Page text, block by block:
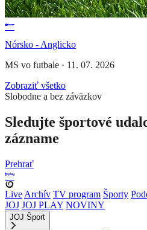
Nórsko - Anglicko
MS vo futbale · 11. 07. 2026
Zobraziť všetko
Slobodne a bez záväzkov
Sledujte športové
zázname
Prehrať
Live Archív TV program Športy
JOJ JOJ PLAY NOVINY
JOJ Šport